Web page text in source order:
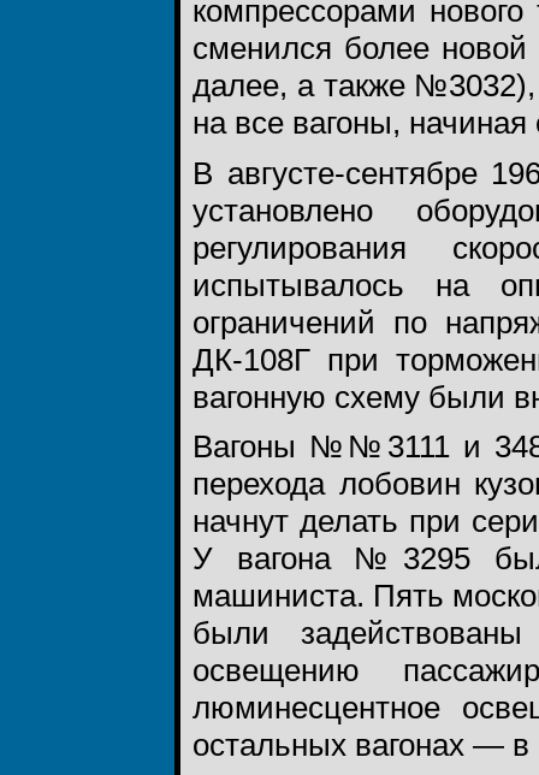
компрессорами
сменился более
далее, а также №3032),
на все вагоны,
В августе-сентябре
установлено
регулирования
испытывалось на
ограничений по
ДК-108Г при
вагонную схему были
Вагоны №№3111 и
перехода лобовин
начнут делать при
У вагона №3295
машиниста. Пять
были
освещению
люминесцентное
остальных вагонах — в